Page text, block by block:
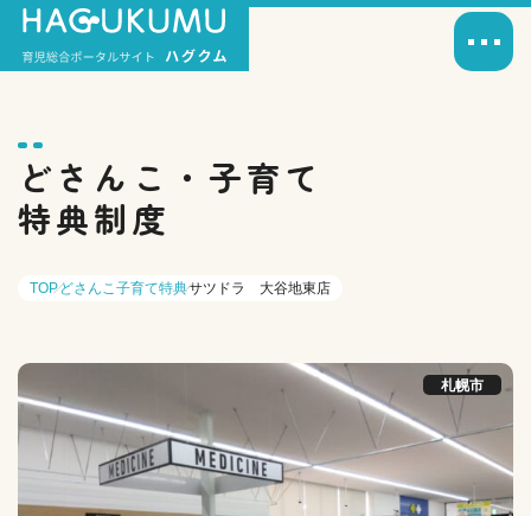
どさんこ・子育て
特典制度
TOPどさんこ子育て特典サツドラ 大谷地東店
札幌市